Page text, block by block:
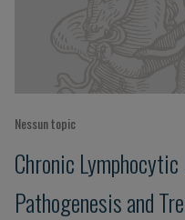
Nessun topic
Chronic
Pathogenesis and